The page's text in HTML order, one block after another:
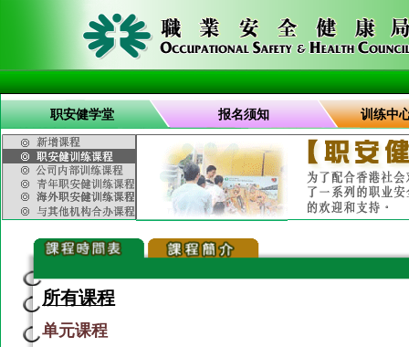
职安健学堂 报名须知 训练中
所有课程
单元课程